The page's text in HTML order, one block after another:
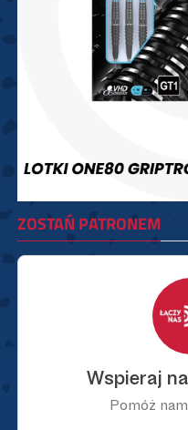
ZOSTAŃ PATRONEM